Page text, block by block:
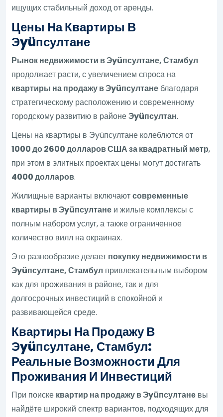
ищущих стабильный доход от аренды.
Цены На Квартиры В
Эyüпсултане
Рынок недвижимости в Эyüпсултане, Стамбул
продолжает расти, с увеличением спроса на
квартиры на продажу в Эyüпсултане благодаря
стратегическому расположению и современному
городскому развитию в районеЭyüпсултан.
Цены на квартиры в Эyüпсултане колеблются от
1000 до 2600 долларов США за квадратный метр,
при этом в элитных проектах цены могут достигать
4000 долларов.
Жилищные варианты включаютсовременные
квартиры в Эyüпсултане и жилые комплексы с
полным набором услуг, а также ограниченное
количество вилл на окраинах.
Это разнообразие делает покупку недвижимости в
Эyüпсултане, Стамбул привлекательным выбором
как для проживания в районе, так и для
долгосрочных инвестиций в спокойной и
развивающейся среде.
Квартиры На Продажу В
Эyüпсултане, Стамбул:
Реальные Возможности Для
Проживания И Инвестиций
При поиске квартир на продажу в Эyüпсултане вы
найдёте широкий спектр вариантов, подходящих для